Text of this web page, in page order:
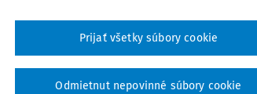
predplatiteľom
Odmietnut nepovinné súbory cookie
Prijať všetky súbory cookie